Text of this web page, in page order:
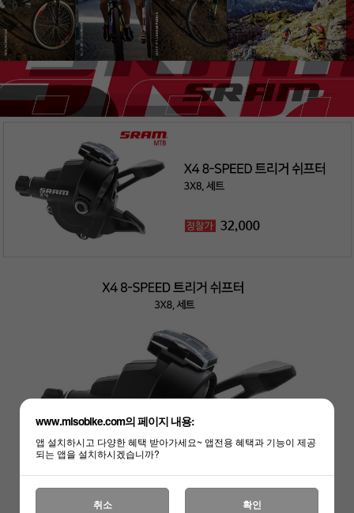
www.misobike.com의 페이지 내용:
앱 설치하시고 다양한 혜택 받아가세요~ 앱전용 혜택과 기능이 제공
되는 앱을 설치하시겠습니까?
취소 확인